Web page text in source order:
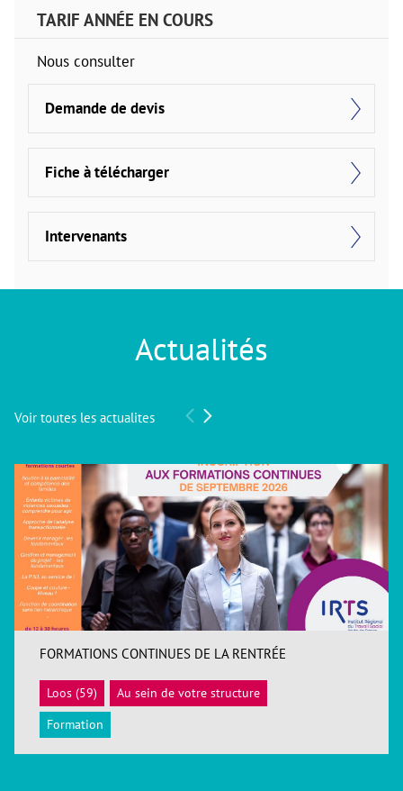
TARIF ANNÉE EN COURS
Nous consulter
Demande de devis
Fiche à télécharger
Intervenants
Actualités
Voir toutes les actualites
ACCÉDER
FORMATIONS CONTINUES DE LA RENTRÉE
Loos (59)
Au sein de votre structure
Formation